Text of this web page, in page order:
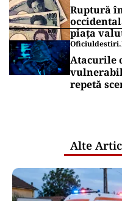
Ruptură
piața
Atacurile
repetă
Alte